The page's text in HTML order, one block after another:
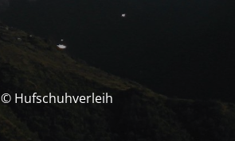
© Hufschuhverleih